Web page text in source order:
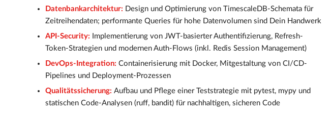
Datenbankarchitektur: Design und Optimierung von TimescaleDB-Schemata für
Zeitreihendaten; performante Queries für hohe Datenvolumen sind Dein Handwerk
API-Security:
Implementierung von JWT-basierter Authentifizierung, Refresh-
Token-Strategien und modernen Auth-Flows (inkl. Redis Session Management)
DevOps-Integration: Containerisierung mit Docker, Mitgestaltung von CI/CD-
Pipelines und Deployment-Prozessen
Qualitätssicherung: Aufbau und Pflege einer Teststrategie mit pytest, mypy und
statischen Code-Analysen (ruff, bandit) für nachhaltigen, sicheren Code